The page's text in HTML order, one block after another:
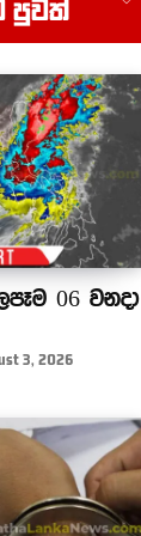
පුවත්
06 වනදා
3, 2026